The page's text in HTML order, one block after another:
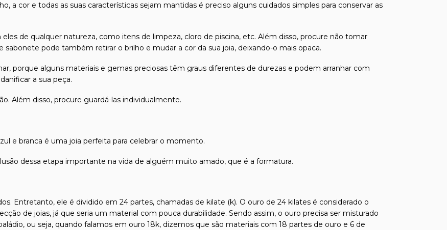
a cor e todas as suas características sejam mantidas é preciso alguns cuidados simples para conservar as
de qualquer natureza, como itens de limpeza, cloro de piscina, etc. Além disso, procure não tomar
pode também retirar o brilho e mudar a cor da sua joia, deixando-o mais opaca.
porque alguns materiais e gemas preciosas têm graus diferentes de durezas e podem arranhar com
a sua peça.
Além disso, procure guardá-las individualmente.
e branca é uma joia perfeita para celebrar o momento.
dessa etapa importante na vida de alguém muito amado, que é a formatura.
Entretanto, ele é dividido em 24 partes, chamadas de kilate (k). O ouro de 24 kilates é considerado o
de joias, já que seria um material com pouca durabilidade. Sendo assim, o ouro precisa ser misturado
ou seja, quando falamos em ouro 18k, dizemos que são materiais com 18 partes de ouro e 6 de